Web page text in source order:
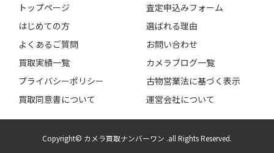
トップページ
査定申込みフォーム
はじめての方
選ばれる理由
よくあるご質問
お問い合わせ
買取実績一覧
カメラブログ一覧
プライバシーポリシー
古物営業法に基づく表示
買取同意書について
運営会社について
Copyright© カメラ買取ナンバーワン .all Rights Reserved.